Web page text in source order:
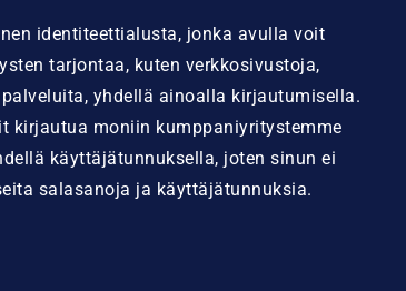
identiteettialusta, jonka avulla voit
tarjontaa, kuten verkkosivustoja,
yhdellä ainoalla kirjautumisella.
kirjautua moniin kumppaniyritystemme
käyttäjätunnuksella, joten sinun ei
salasanoja ja käyttäjätunnuksia.